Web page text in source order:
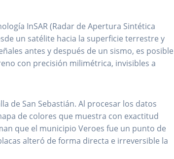
InSAR (Radar de Apertura Sintética
un satélite hacia la superficie terrestre y
antes y después de un sismo, es posible
con precisión milimétrica, invisibles a
de San Sebastián. Al procesar los datos
de colores que muestra con exactitud
que el municipio Veroes fue un punto de
alteró de forma directa e irreversible la